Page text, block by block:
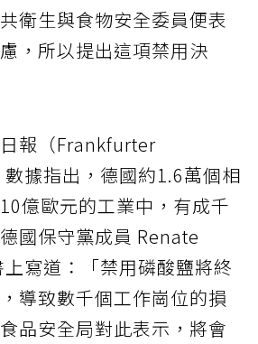
衛生與食物安全委員便表
，所以提出這項禁用決
報（Frankfurter
據指出，德國約1.6萬個相
億歐元的工業中，有成千
國保守黨成員 Renate
寫道：「禁用磷酸鹽將終
導致數千個工作崗位的損
品安全局對此表示，將會